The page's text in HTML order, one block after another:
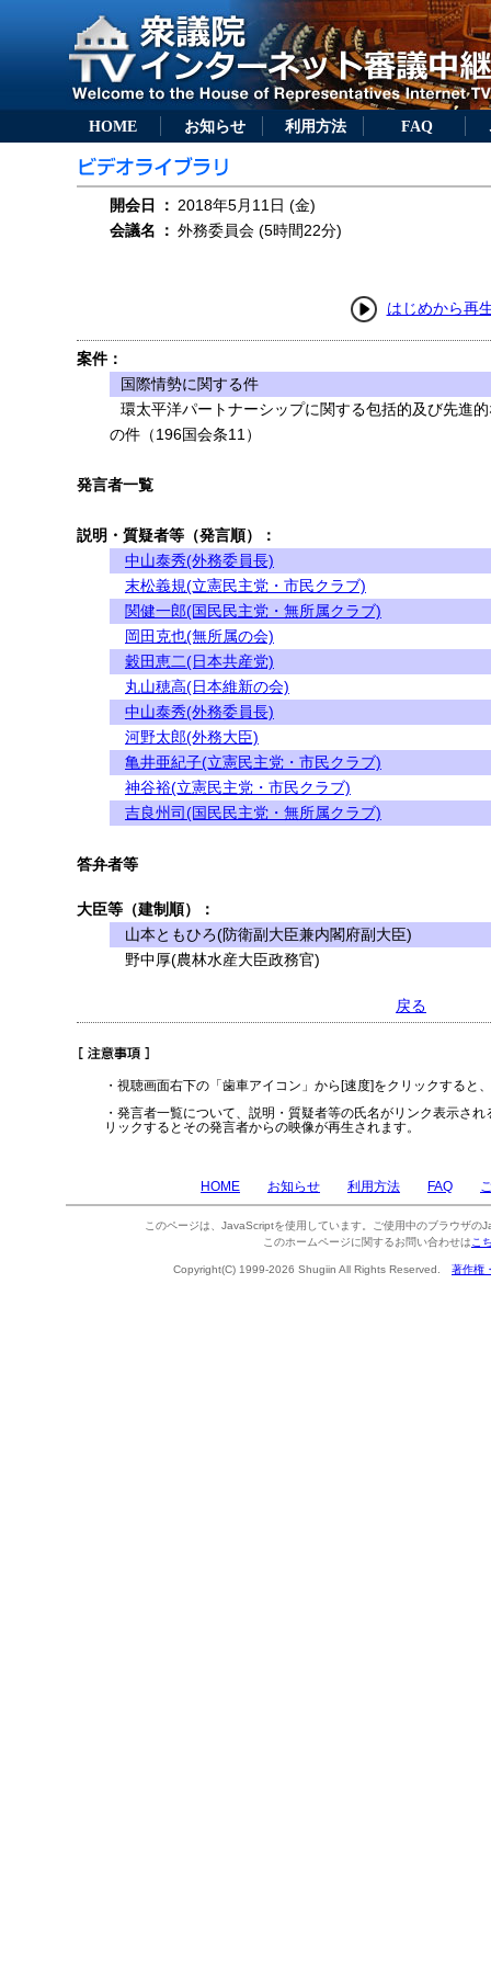
HOME お知らせ 利用方法 FAQ
開会日 ： 2018年5月11日 (金)
会議名
： 外務委員会 (5時間22分)
はじめから再
案件：
国際情勢に関する件
環太平洋パートナーシップに関する包括的及び先進
の件（196国会条11）
発言者一覧
説明・質疑者等（発言順）：
中山泰秀(外務委員長)
末松義規(立憲民主党・市民クラブ)
関健一郎(国民民主党・無所属クラブ)
岡田克也(無所属の会)
穀田恵二(日本共産党)
丸山穂高(日本維新の会)
中山泰秀(外務委員長)
河野太郎(外務大臣)
亀井亜紀子(立憲民主党・市民クラブ)
神谷裕(立憲民主党・市民クラブ)
吉良州司(国民民主党・無所属クラブ)
答弁者等
大臣等（建制順）：
山本ともひろ(防衛副大臣兼内閣府副大臣)
野中厚(農林水産大臣政務官)
戻る
・視聴画面右下の「歯車アイコン」から[速度]をクリックすると
・発言者一覧について、説明・質疑者等の氏名がリンク表示さ
リックするとその発言者からの映像が再生されます。
HOME お知らせ 利用方法 FAQ
このページは、JavaScriptを使用しています。ご使用中のブラウザの
このホームページに関するお問い合わせは こ
Copyright(C) 1999-2026 Shugiin All Rights Reserved. 著作権